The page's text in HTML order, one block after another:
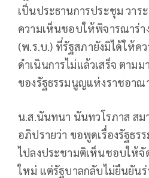
เป็นประธานการประชุม วาร
ความเห็นชอบให้พิจารณาร่
(พ.ร.บ.) ที่รัฐสภายังมิได้ให้ค
ดำเนินการไม่แล้วเสร็จ ตามม
ของรัฐธรรมนูญแห่งราชอาณ
น.ส.นันทนา นันทวโรภาส สม
อภิปรายว่า ขอพูดเรื่องรัฐธ
ไปลงประชามติเห็นชอบให้
ใหม่ แต่รัฐบาลกลับไม่ยืนยัน